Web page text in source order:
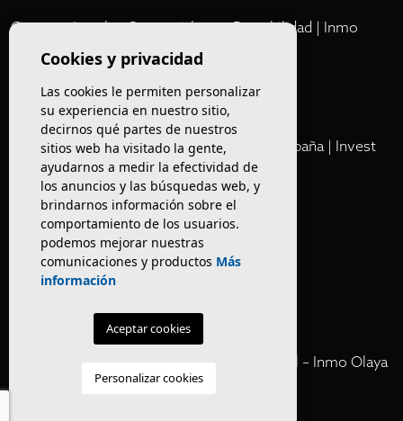
Comprar Locales Comerciales en Rentabilidad | Inmo
Olaya
Cartera Privada de Activos Hoteleros en España | Invest
Inmo Olaya
Venta de edificios
Comprar restaurante en Barcelona
Negocios en rentabilidad en Barcelona
Vender Hotel en España | Venta Confidencial – Inmo Olaya
Cookies y privacidad
Las cookies le permiten personalizar
su experiencia en nuestro sitio,
decirnos qué partes de nuestros
sitios web ha visitado la gente,
ayudarnos a medir la efectividad de
los anuncios y las búsquedas web, y
brindarnos información sobre el
comportamiento de los usuarios.
podemos mejorar nuestras
comunicaciones y productos Más
información
Aceptar cookies
Personalizar cookies